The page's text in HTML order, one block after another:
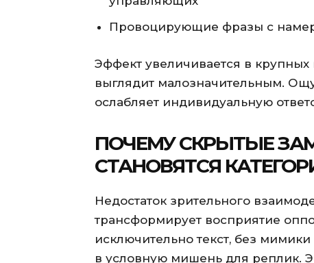
Провоцирующие фразы с
Эффект увеличивается в
выглядит малозначительным.
ослабляет индивидуальную
ПОЧЕМУ СКРЫТЫЕ
СТАНОВЯТСЯ
Недостаток зрительного
трансформирует восприятие
исключительно текст, без
в условную мишень для реплик.